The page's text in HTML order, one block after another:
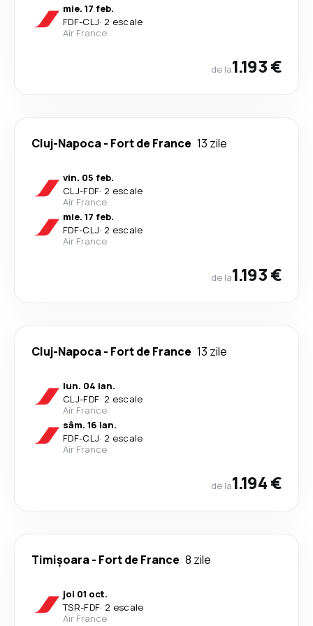
mie. 17 feb.
FDF-CLJ· 2 escale
Air France
de la1.193 €
Cluj-Napoca- Fort de France 13 zile
vin. 05 feb.
CLJ-FDF· 2 escale
Air France
mie. 17 feb.
FDF-CLJ· 2 escale
Air France
de la1.193 €
Cluj-Napoca- Fort de France 13 zile
lun. 04 ian.
CLJ-FDF· 2 escale
Air France
sâm. 16 ian.
FDF-CLJ· 2 escale
Air France
de la1.194 €
Timișoara- Fort de France 8 zile
joi 01 oct.
TSR-FDF· 2 escale
Air France